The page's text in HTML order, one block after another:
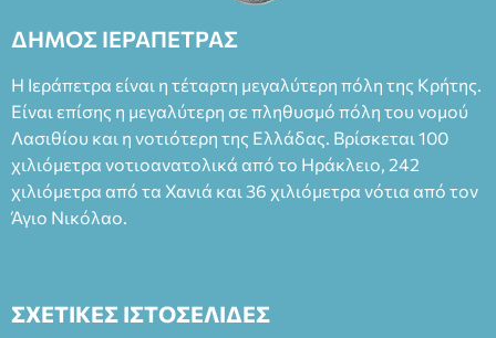
ΔΗΜΟΣ ΙΕΡΑΠΕΤΡΑΣ
Η Ιεράπετρα είναι η τέταρτη μεγαλύτερη πόλη της Κρήτης.
Είναι επίσης η μεγαλύτερη σε πληθυσμό πόλη του νομού
Λασιθίου και η νοτιότερη της Ελλάδας. Βρίσκεται 100
χιλιόμετρα νοτιοανατολικά από το Ηράκλειο, 242
χιλιόμετρα από τα Χανιά και 36 χιλιόμετρα νότια από τον
Άγιο Νικόλαο.
ΣΧΕΤΙΚΕΣ ΙΣΤΟΣΕΛΙΔΕΣ